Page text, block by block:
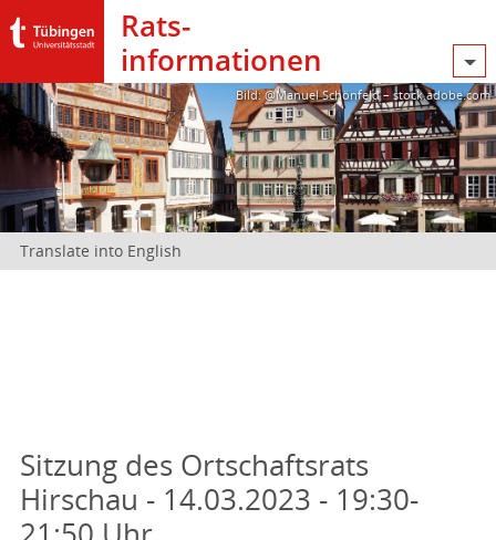
Rats­
informationen
Bild: @Manuel Schönfeld – stock.adobe.com
Translate into English
Sitzung des Ortschaftsrats
Hirschau - 14.03.2023 - 19:30-